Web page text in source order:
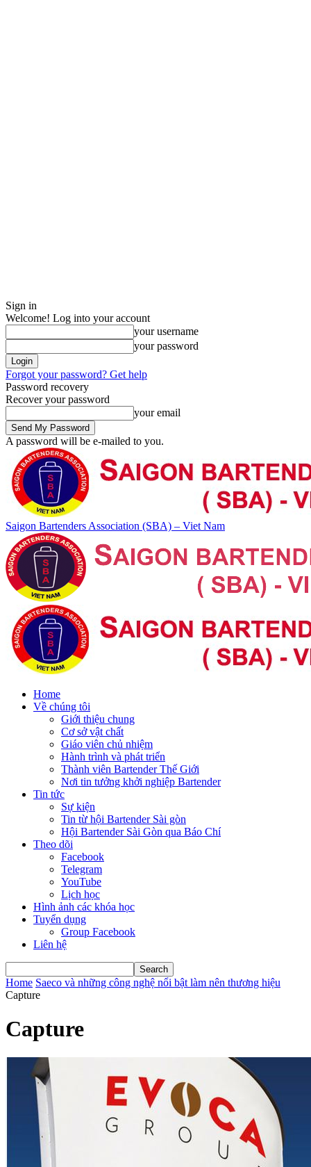
Sign in
Welcome! Log into your account
your username
your password
Forgot your password? Get help
Password recovery
Recover your password
your email
A password will be e-mailed to you.
Saigon Bartenders Association (SBA) – Viet Nam
Home
Về chúng tôi
Giới thiệu chung
Cơ sở vật chất
Giáo viên chủ nhiệm
Hành trình và phát triển
Thành viên Bartender Thế Giới
Nơi tin tưởng khởi nghiệp Bartender
Tin tức
Sự kiện
Tin từ hội Bartender Sài gòn
Hội Bartender Sài Gòn qua Báo Chí
Theo dõi
Facebook
Telegram
YouTube
Lịch học
Hình ảnh các khóa học
Tuyển dụng
Group Facebook
Liên hệ
Home Saeco và những công nghệ nổi bật làm nên thương hiệu
Capture
Capture